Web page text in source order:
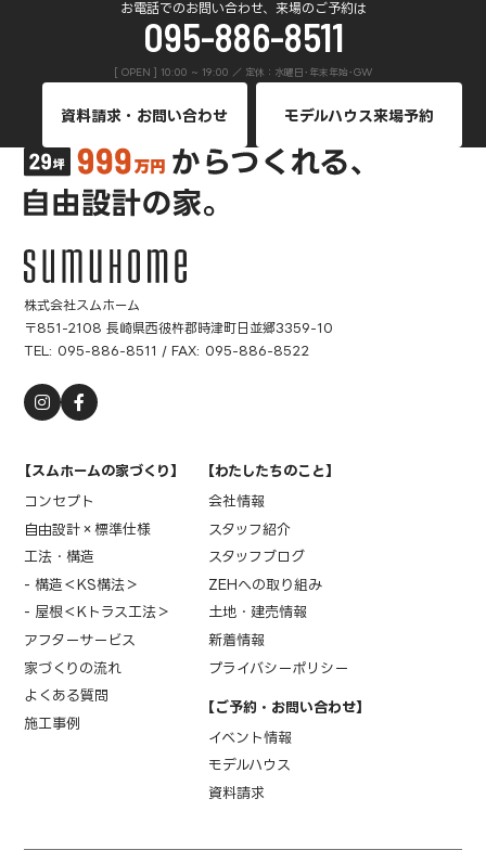
お電話でのお問い合わせ、来場のご予約は
095-886-8511
[ OPEN ] 10:00 ~ 19:00 ／ 定休：水曜日･年末年始･GW
資料請求・お問い合わせ モデルハウス来場予約
株式会社スムホーム
〒851-2108 長崎県西彼杵郡時津町日並郷3359-10
TEL: 095-886-8511 / FAX: 095-886-8522
【スムホームの家づくり】
コンセプト
自由設計×標準仕様
工法・構造
- 構造＜KS構法＞
- 屋根＜Kトラス工法＞
アフターサービス
家づくりの流れ
よくある質問
施工事例
【ご予約・お問い合わせ】
イベント情報
モデルハウス
資料請求
【わたしたちのこと】
会社情報
スタッフ紹介
スタッフブログ
ZEHへの取り組み
土地・建売情報
新着情報
プライバシーポリシー